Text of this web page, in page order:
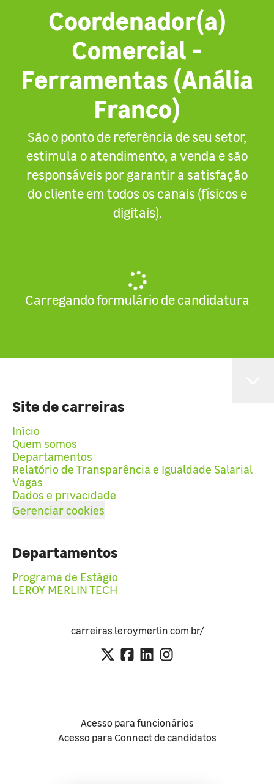
Coordenador(a)
Comercial -
Ferramentas (Anália
Franco)
São o ponto de referência de seu setor,
estimula o atendimento, a venda e são
responsáveis por garantir a satisfação
do cliente em todos os canais (físicos e
digitais).
Carregando formulário de candidatura
Site de carreiras
Início
Quem somos
Departamentos
Relatório de Transparência e Igualdade Salarial
Vagas
Dados e privacidade
Gerenciar cookies
Departamentos
Programa de Estágio
LEROY MERLIN TECH
carreiras.leroymerlin.com.br/
Acesso para funcionários
Acesso para Connect de candidatos